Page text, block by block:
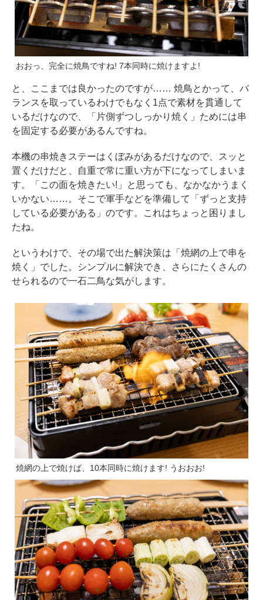
おおっ、完全に焼鳥ですね! 7本同時に焼けますよ!
と、ここまでは良かったのですが…… 焼鳥とかって、バ
ランスを取っているわけでもなく1点で素材を貫通して
いるだけなので、「片側ずつしっかり焼く」ためには串
を固定する必要があるんですね。
本機の串焼きステーはくぼみがあるだけなので、スッと
置くだけだと、自重で常に重い方が下になってしまいま
す。「この面を焼きたい!」と思っても、なかなかうまく
いかない……。そこで軍手などを準備して「ずっと支持
している必要がある」のです。これはちょっと困りまし
たね。
というわけで、その場で出た解決策は「焼網の上で串を
焼く」でした。シンプルに解決でき、さらにたくさんの
せられるので一石二鳥な気がします。
焼網の上で焼けば、10本同時に焼けます! うおおお!